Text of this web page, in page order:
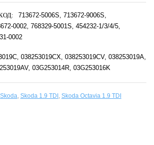
713672-5006S 713672-9006S
0002 768329-5001S 454232-1/3/4/5
0002
038253019CX 038253019CV 038253019A
03G253014R 03G253016K
Skoda, Skoda 1.9 TDI , Skoda Octavia 1.9 TDI